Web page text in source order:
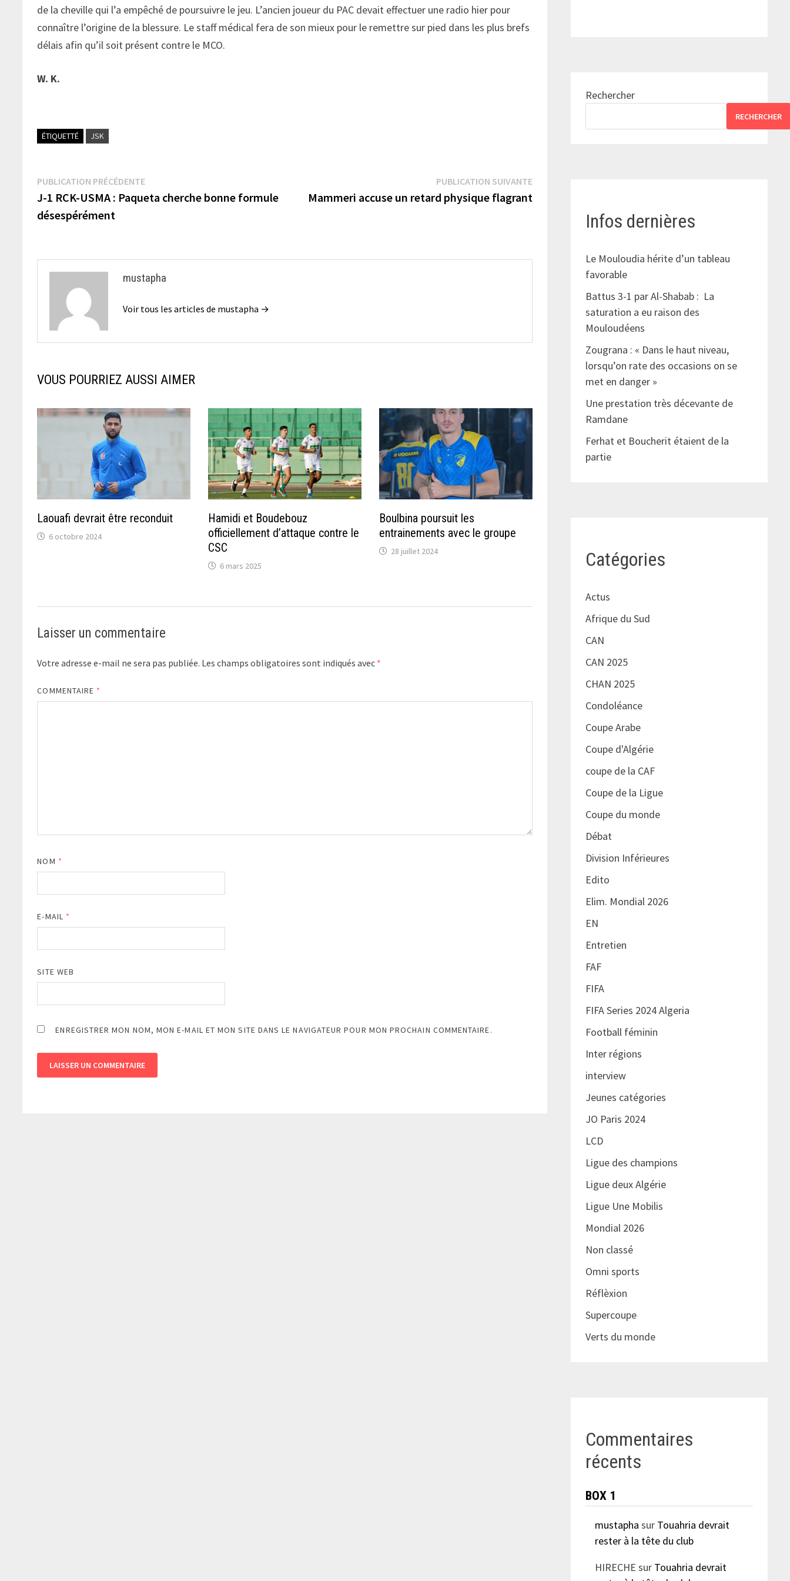
de la cheville qui l’a empêché de poursuivre le jeu. L’ancien joueur du PAC devait effectuer une radio hier pour
connaître l’origine de la blessure. Le staff médical fera de son mieux pour le remettre sur pied dans les plus brefs
délais afin qu’il soit présent contre le MCO.
W. K.
ÉTIQUETTÉ JSK
Navigation
de
l’article
PUBLICATION PRÉCÉDENTEPublication
précédente :
J-1 RCK-USMA : Paqueta cherche bonne formule
désespérément
PUBLICATION SUIVANTEPublication
suivante :
Mammeri accuse un retard physique flagrant
mustapha
Voir tous les articles de mustapha →
VOUS POURRIEZ AUSSI AIMER
Laouafi devrait être reconduit
6 octobre 2024
Hamidi et Boudebouz
officiellement d’attaque contre le
CSC
6 mars 2025
Boulbina poursuit les
entrainements avec le groupe
28 juillet 2024
Laisser un commentaire
Votre adresse e-mail ne sera pas publiée. Les champs obligatoires sont indiqués avec *
COMMENTAIRE *
NOM *
E-MAIL *
SITE WEB
ENREGISTRER MON NOM, MON E-MAIL ET MON SITE DANS LE NAVIGATEUR POUR MON PROCHAIN COMMENTAIRE.
Rechercher
RECHERCHER
Infos dernières
Le Mouloudia hérite d’un tableau
favorable
Battus 3-1 par Al-Shabab : La
saturation a eu raison des
Mouloudéens
Zougrana : « Dans le haut niveau,
lorsqu’on rate des occasions on se
met en danger »
Une prestation très décevante de
Ramdane
Ferhat et Boucherit étaient de la
partie
Catégories
Actus
Afrique du Sud
CAN
CAN 2025
CHAN 2025
Condoléance
Coupe Arabe
Coupe d'Algérie
coupe de la CAF
Coupe de la Ligue
Coupe du monde
Débat
Division Inférieures
Edito
Elim. Mondial 2026
EN
Entretien
FAF
FIFA
FIFA Series 2024 Algeria
Football féminin
Inter régions
interview
Jeunes catégories
JO Paris 2024
LCD
Ligue des champions
Ligue deux Algérie
Ligue Une Mobilis
Mondial 2026
Non classé
Omni sports
Réflèxion
Supercoupe
Verts du monde
Commentaires
récents
BOX 1
mustapha sur Touahria devrait
rester à la tête du club
HIRECHE sur Touahria devrait